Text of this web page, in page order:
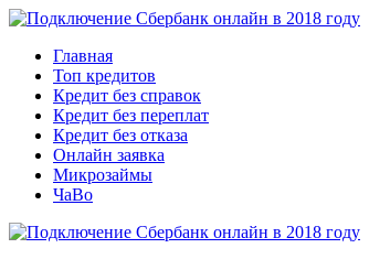
Главная
Топ кредитов
Кредит без справок
Кредит без переплат
Кредит без отказа
Онлайн заявка
Микрозаймы
ЧаВо